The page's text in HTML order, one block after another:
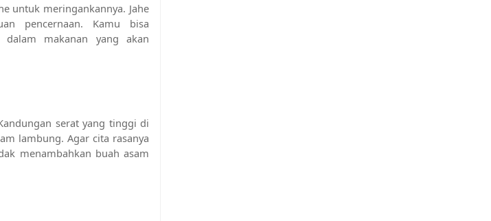
untuk meringankannya. Jahe
pencernaan. Kamu bisa
dalam makanan yang akan
serat yang tinggi di
lambung. Agar cita rasanya
menambahkan buah asam